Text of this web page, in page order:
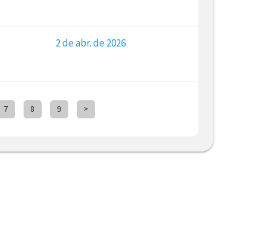
2 de abr. de 2026
7 8 9 >